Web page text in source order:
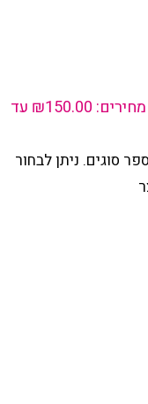
טווח מחירים: ⁦₪150.00⁩ עד
סוגים. ניתן לבחור